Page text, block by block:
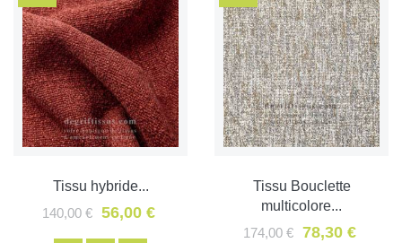
Tissu hybride...
140,00 €
56,00 €
Tissu Bouclette
multicolore...
174,00 €
78,30 €